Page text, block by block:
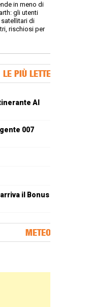
in meno di
gli utenti
di
rischiosi per
LE PIÙ LETTE
Al
007
il Bonus
METEO